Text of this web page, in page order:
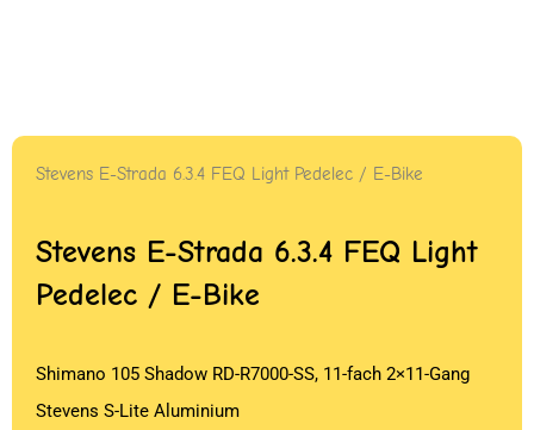
Stevens E-Strada 6.3.4 FEQ Light Pedelec / E-Bike
Stevens E-Strada 6.3.4 FEQ Light
Pedelec / E-Bike
Shimano 105 Shadow RD-R7000-SS, 11-fach 2×11-Gang
Stevens S-Lite Aluminium